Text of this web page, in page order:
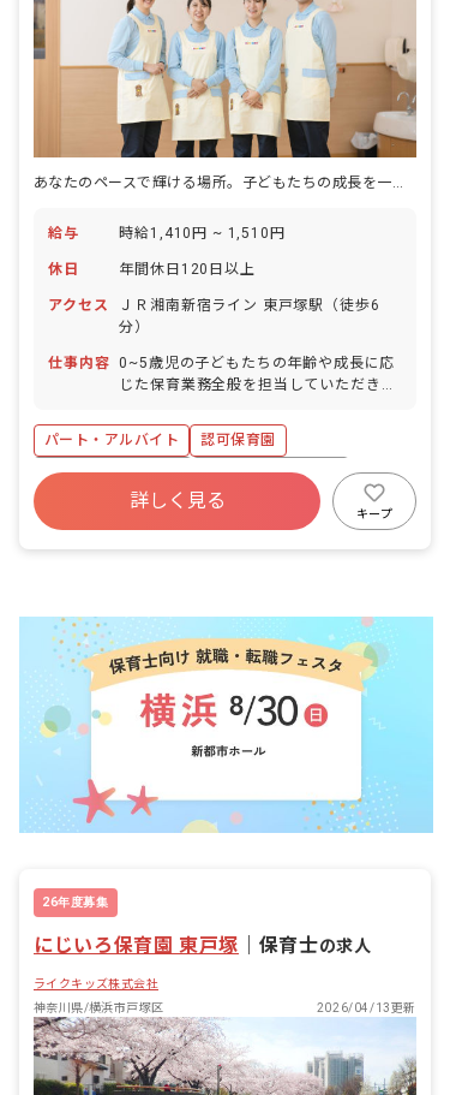
給与 時給1,410円 ~ 1,510円
休日 年間休日120日以上
アクセス
ＪＲ湘南新宿ライン 東戸塚駅（徒歩6
分）
仕事内容 0~5歳児の子どもたちの年齢や成長に応
じた保育業務全般を担当していただきま
の整備（主活動の準備、清掃など） ・保
護者対応（連絡帳の作成など） ・帳票作
成（日誌、行事計画など） ■園児年齢
層：0～5歳児
パート・アルバイト
認可保育園
ボーナス・賞与あり
年間休日120日以上
寮・住宅・家賃補助あり
社会保険完備
詳しく見る
キープ
26年度募集
にじいろ保育園 東戸塚 保育士の求人
ライクキッズ株式会社
神奈川県/横浜市戸塚区
2026/04/13更新